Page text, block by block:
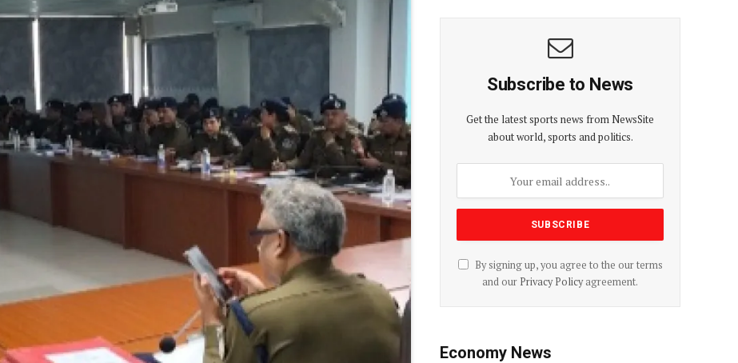
Subscribe to News
Get the latest sports news from NewsSite
about world, sports and politics.
By signing up, you agree to the our terms
and our Privacy Policyagreement.
Economy News